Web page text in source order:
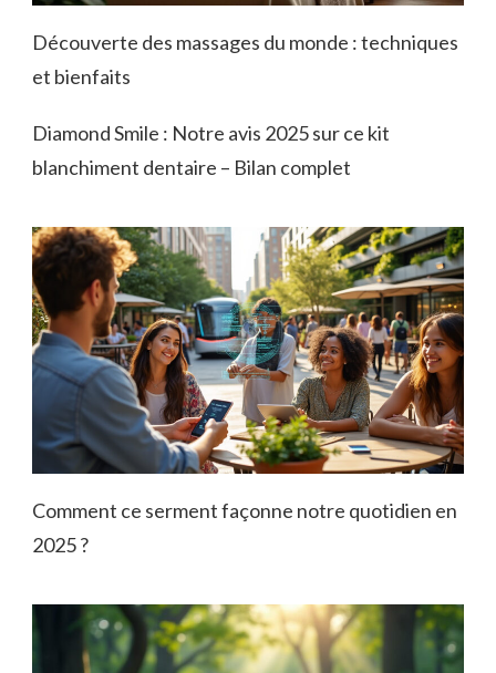
Découverte des massages du monde : techniques
et bienfaits
Diamond Smile : Notre avis 2025 sur ce kit
blanchiment dentaire – Bilan complet
Comment ce serment façonne notre quotidien en
2025 ?